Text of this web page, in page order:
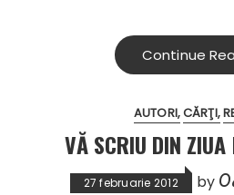
Continue
AUTORI CĂRŢI
VĂ SCRIU DIN
27 februarie 2012 by